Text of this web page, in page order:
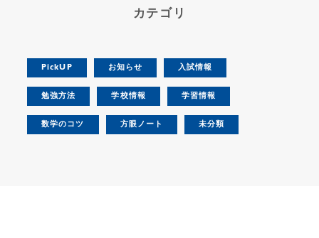
カテゴリ
PickUP お知らせ 入試情報
勉強方法 学校情報 学習情報
数学のコツ 方眼ノート 未分類